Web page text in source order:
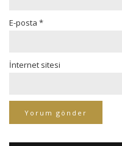
E-posta *
İnternet sitesi